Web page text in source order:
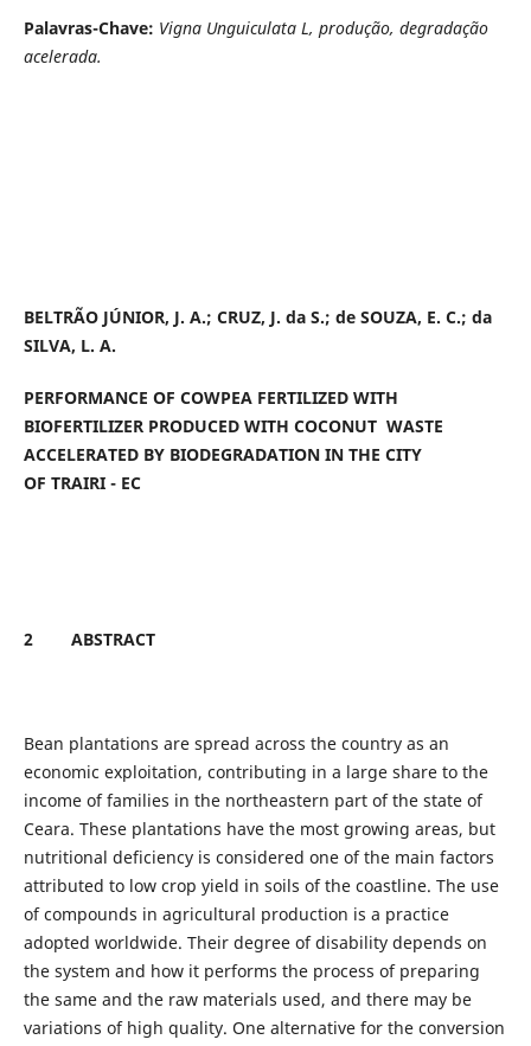
Palavras-Chave: Vigna Unguiculata L, produção, degradação
acelerada.
BELTRÃO JÚNIOR, J. A.; CRUZ, J. da S.; de SOUZA, E. C.; da
SILVA, L. A.
PERFORMANCE OF COWPEA FERTILIZED WITH
BIOFERTILIZER PRODUCED WITH COCONUT WASTE
ACCELERATED BY BIODEGRADATION IN THE CITY
OF TRAIRI - EC
2 ABSTRACT
Bean plantations are spread across the country as an
economic exploitation, contributing in a large share to the
income of families in the northeastern part of the state of
Ceara. These plantations have the most growing areas, but
nutritional deficiency is considered one of the main factors
attributed to low crop yield in soils of the coastline. The use
of compounds in agricultural production is a practice
adopted worldwide. Their degree of disability depends on
the system and how it performs the process of preparing
the same and the raw materials used, and there may be
variations of high quality. One alternative for the conversion